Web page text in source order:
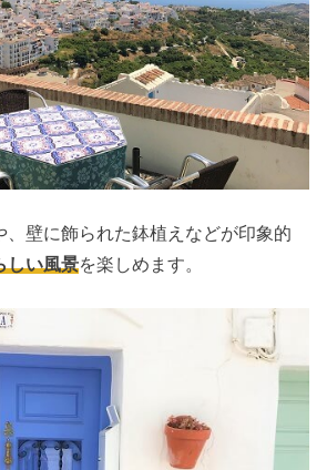
、壁に飾られた鉢植えなどが印象的
しい風景を楽しめます。